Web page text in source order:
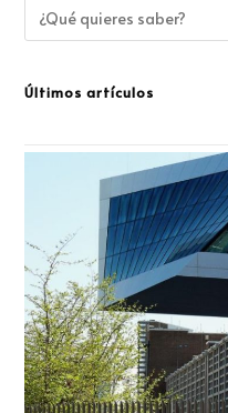
Últimos artículos